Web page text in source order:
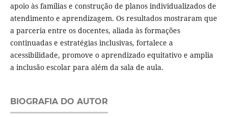
apoio às famílias e construção de planos individualizados de
atendimento e aprendizagem. Os resultados mostraram que
a parceria entre os docentes, aliada às formações
continuadas e estratégias inclusivas, fortalece a
acessibilidade, promove o aprendizado equitativo e amplia
a inclusão escolar para além da sala de aula.
BIOGRAFIA DO AUTOR